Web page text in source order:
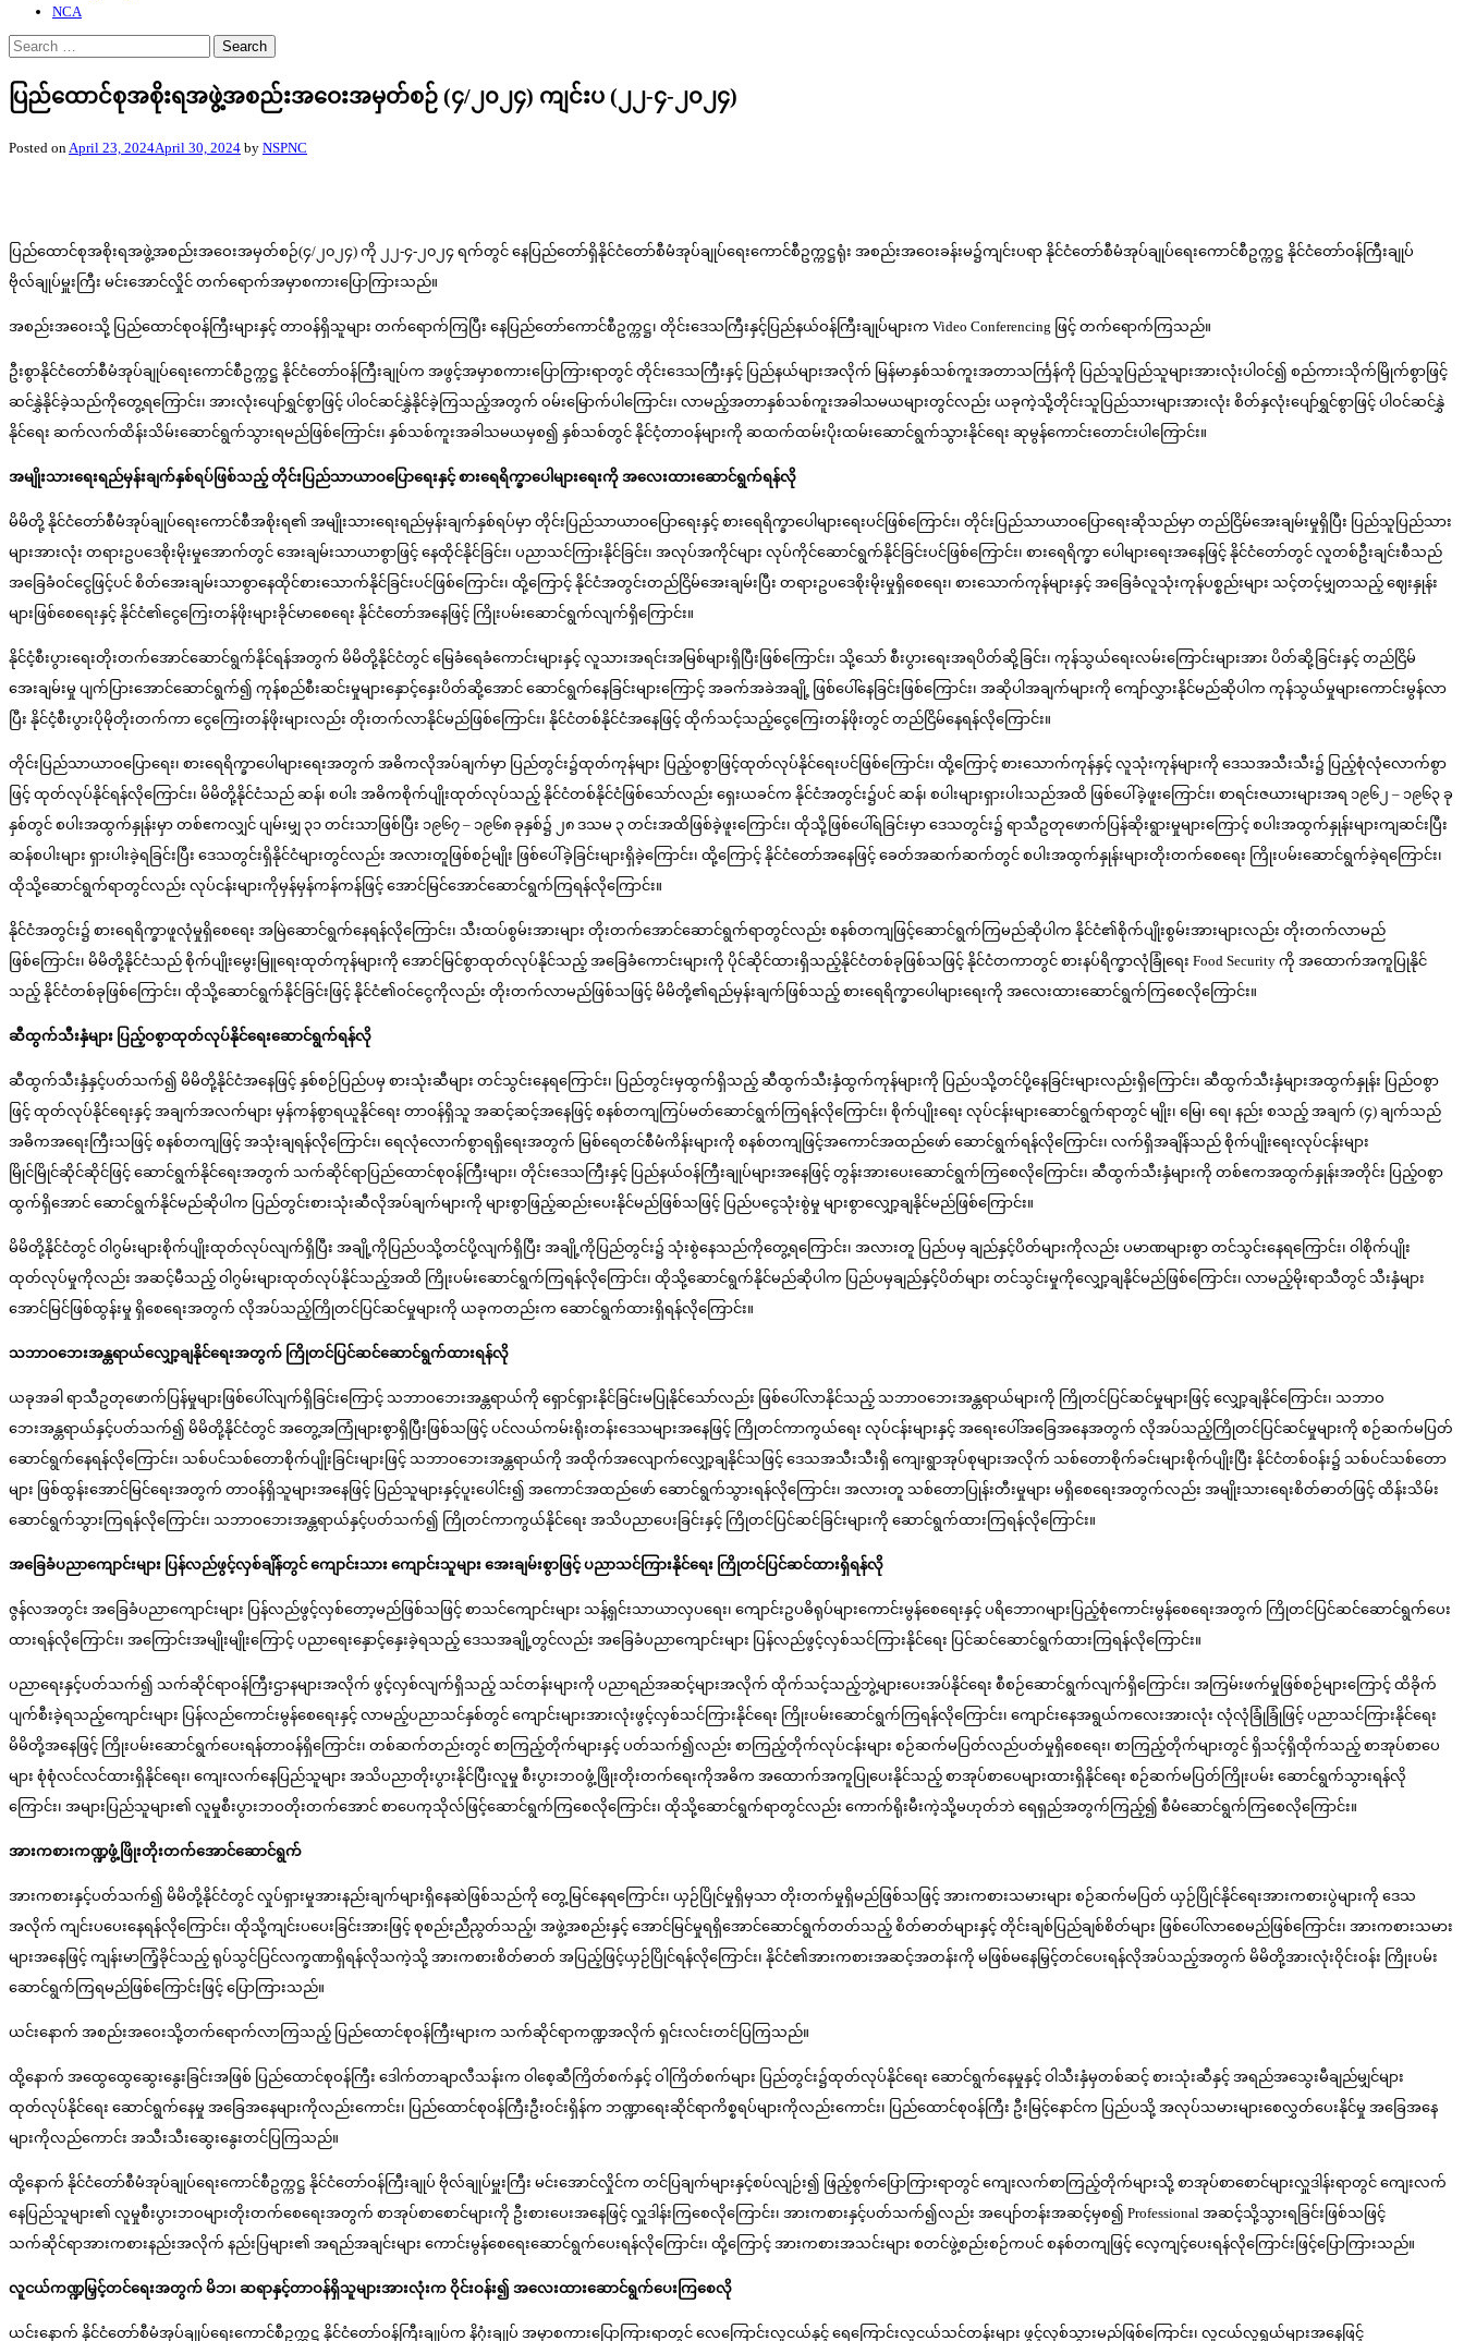
NCA
Search
for:
ပြည်ထောင်စုအစိုးရအဖွဲ့အစည်းအဝေးအမှတ်စဉ် (၄/၂၀၂၄) ကျင်းပ (၂၂-၄-၂၀၂၄)
Posted onApril 23, 2024April 30, 2024 by NSPNC
ပြည်ထောင်စုအစိုးရအဖွဲ့အစည်းအဝေးအမှတ်စဉ်(၄/၂၀၂၄) ကို ၂၂-၄-၂၀၂၄ ရက်တွင် နေပြည်တော်ရှိနိုင်ငံတော်စီမံအုပ်ချုပ်ရေးကောင်စီဥက္ကဋ္ဌရုံး အစည်းအဝေးခန်းမ၌ကျင်းပရာ နိုင်ငံတော်စီမံအုပ်ချုပ်ရေးကောင်စီဥက္ကဋ္ဌ နိုင်ငံတော်ဝန်ကြီးချုပ်
ဗိုလ်ချုပ်မှူးကြီး မင်းအောင်လှိုင် တက်ရောက်အမှာစကားပြောကြားသည်။
အစည်းအဝေးသို့ ပြည်ထောင်စုဝန်ကြီးများနှင့် တာဝန်ရှိသူများ တက်ရောက်ကြပြီး နေပြည်တော်ကောင်စီဥက္ကဋ္ဌ၊ တိုင်းဒေသကြီးနှင့်ပြည်နယ်ဝန်ကြီးချုပ်များက Video Conferencing ဖြင့် တက်ရောက်ကြသည်။
ဦးစွာနိုင်ငံတော်စီမံအုပ်ချုပ်ရေးကောင်စီဥက္ကဋ္ဌ နိုင်ငံတော်ဝန်ကြီးချုပ်က အဖွင့်အမှာစကားပြောကြားရာတွင် တိုင်းဒေသကြီးနှင့် ပြည်နယ်များအလိုက် မြန်မာနှစ်သစ်ကူးအတာသင်္ကြန်ကို ပြည်သူပြည်သူများအားလုံးပါဝင်၍ စည်ကားသိုက်မြိုက်စွာဖြင့်
ဆင်နွှဲနိုင်ခဲ့သည်ကိုတွေ့ရကြောင်း၊ အားလုံးပျော်ရွှင်စွာဖြင့် ပါဝင်ဆင်နွှဲနိုင်ခဲ့ကြသည့်အတွက် ဝမ်းမြောက်ပါကြောင်း၊ လာမည့်အတာနှစ်သစ်ကူးအခါသမယများတွင်လည်း ယခုကဲ့သို့တိုင်းသူပြည်သားများအားလုံး စိတ်နှလုံးပျော်ရွှင်စွာဖြင့် ပါဝင်ဆင်နွှဲ
နိုင်ရေး ဆက်လက်ထိန်းသိမ်းဆောင်ရွက်သွားရမည်ဖြစ်ကြောင်း၊ နှစ်သစ်ကူးအခါသမယမှစ၍ နှစ်သစ်တွင် နိုင်ငံ့တာဝန်များကို ဆထက်ထမ်းပိုးထမ်းဆောင်ရွက်သွားနိုင်ရေး ဆုမွန်ကောင်းတောင်းပါကြောင်း။
အမျိုးသားရေးရည်မှန်းချက်နှစ်ရပ်ဖြစ်သည့် တိုင်းပြည်သာယာဝပြောရေးနှင့် စားရေရိက္ခာပေါများရေးကို အလေးထားဆောင်ရွက်ရန်လို
မိမိတို့ နိုင်ငံတော်စီမံအုပ်ချုပ်ရေးကောင်စီအစိုးရ၏ အမျိုးသားရေးရည်မှန်းချက်နှစ်ရပ်မှာ တိုင်းပြည်သာယာဝပြောရေးနှင့် စားရေရိက္ခာပေါများရေးပင်ဖြစ်ကြောင်း၊ တိုင်းပြည်သာယာဝပြောရေးဆိုသည်မှာ တည်ငြိမ်အေးချမ်းမှုရှိပြီး ပြည်သူပြည်သား
များအားလုံး တရားဥပဒေစိုးမိုးမှုအောက်တွင် အေးချမ်းသာယာစွာဖြင့် နေထိုင်နိုင်ခြင်း၊ ပညာသင်ကြားနိုင်ခြင်း၊ အလုပ်အကိုင်များ လုပ်ကိုင်ဆောင်ရွက်နိုင်ခြင်းပင်ဖြစ်ကြောင်း၊ စားရေရိက္ခာ ပေါများရေးအနေဖြင့် နိုင်ငံတော်တွင် လူတစ်ဦးချင်းစီသည်
အခြေခံဝင်ငွေဖြင့်ပင် စိတ်အေးချမ်းသာစွာနေထိုင်စားသောက်နိုင်ခြင်းပင်ဖြစ်ကြောင်း၊ ထို့ကြောင့် နိုင်ငံအတွင်းတည်ငြိမ်အေးချမ်းပြီး တရားဥပဒေစိုးမိုးမှုရှိစေရေး၊ စားသောက်ကုန်များနှင့် အခြေခံလူသုံးကုန်ပစ္စည်းများ သင့်တင့်မျှတသည့် ဈေးနှုန်း
များဖြစ်စေရေးနှင့် နိုင်ငံ၏ငွေကြေးတန်ဖိုးများခိုင်မာစေရေး နိုင်ငံတော်အနေဖြင့် ကြိုးပမ်းဆောင်ရွက်လျက်ရှိကြောင်း။
နိုင်ငံ့စီးပွားရေးတိုးတက်အောင်ဆောင်ရွက်နိုင်ရန်အတွက် မိမိတို့နိုင်ငံတွင် မြေခံရေခံကောင်းများနှင့် လူသားအရင်းအမြစ်များရှိပြီးဖြစ်ကြောင်း၊ သို့သော် စီးပွားရေးအရပိတ်ဆို့ခြင်း၊ ကုန်သွယ်ရေးလမ်းကြောင်းများအား ပိတ်ဆို့ခြင်းနှင့် တည်ငြိမ်
အေးချမ်းမှု ပျက်ပြားအောင်ဆောင်ရွက်၍ ကုန်စည်စီးဆင်းမှုများနှောင့်နှေးပိတ်ဆို့အောင် ဆောင်ရွက်နေခြင်းများကြောင့် အခက်အခဲအချို့ ဖြစ်ပေါ်နေခြင်းဖြစ်ကြောင်း၊ အဆိုပါအချက်များကို ကျော်လွှားနိုင်မည်ဆိုပါက ကုန်သွယ်မှုများကောင်းမွန်လာ
ပြီး နိုင်ငံ့စီးပွားပိုမိုတိုးတက်ကာ ငွေကြေးတန်ဖိုးများလည်း တိုးတက်လာနိုင်မည်ဖြစ်ကြောင်း၊ နိုင်ငံတစ်နိုင်ငံအနေဖြင့် ထိုက်သင့်သည့်ငွေကြေးတန်ဖိုးတွင် တည်ငြိမ်နေရန်လိုကြောင်း။
တိုင်းပြည်သာယာဝပြောရေး၊ စားရေရိက္ခာပေါများရေးအတွက် အဓိကလိုအပ်ချက်မှာ ပြည်တွင်း၌ထုတ်ကုန်များ ပြည့်ဝစွာဖြင့်ထုတ်လုပ်နိုင်ရေးပင်ဖြစ်ကြောင်း၊ ထို့ကြောင့် စားသောက်ကုန်နှင့် လူသုံးကုန်များကို ဒေသအသီးသီး၌ ပြည့်စုံလုံလောက်စွာ
ဖြင့် ထုတ်လုပ်နိုင်ရန်လိုကြောင်း၊ မိမိတို့နိုင်ငံသည် ဆန်၊ စပါး အဓိကစိုက်ပျိုးထုတ်လုပ်သည့် နိုင်ငံတစ်နိုင်ငံဖြစ်သော်လည်း ရှေးယခင်က နိုင်ငံအတွင်း၌ပင် ဆန်၊ စပါးများရှားပါးသည်အထိ ဖြစ်ပေါ်ခဲ့ဖူးကြောင်း၊ စာရင်းဇယားများအရ ၁၉၆၂ – ၁၉၆၃ ခု
နှစ်တွင် စပါးအထွက်နှုန်းမှာ တစ်ဧကလျှင် ပျမ်းမျှ ၃၁ တင်းသာဖြစ်ပြီး ၁၉၆၇ – ၁၉၆၈ ခုနှစ်၌ ၂၈ ဒသမ ၃ တင်းအထိဖြစ်ခဲ့ဖူးကြောင်း၊ ထိုသို့ဖြစ်ပေါ်ရခြင်းမှာ ဒေသတွင်း၌ ရာသီဥတုဖောက်ပြန်ဆိုးရွားမှုများကြောင့် စပါးအထွက်နှုန်းများကျဆင်းပြီး
ဆန်စပါးများ ရှားပါးခဲ့ရခြင်းပြီး ဒေသတွင်းရှိနိုင်ငံများတွင်လည်း အလားတူဖြစ်စဉ်မျိုး ဖြစ်ပေါ်ခဲ့ခြင်းများရှိခဲ့ကြောင်း၊ ထို့ကြောင့် နိုင်ငံတော်အနေဖြင့် ခေတ်အဆက်ဆက်တွင် စပါးအထွက်နှုန်းများတိုးတက်စေရေး ကြိုးပမ်းဆောင်ရွက်ခဲ့ရကြောင်း၊
ထိုသို့ဆောင်ရွက်ရာတွင်လည်း လုပ်ငန်းများကိုမှန်မှန်ကန်ကန်ဖြင့် အောင်မြင်အောင်ဆောင်ရွက်ကြရန်လိုကြောင်း။
နိုင်ငံအတွင်း၌ စားရေရိက္ခာဖူလုံမှုရှိစေရေး အမြဲဆောင်ရွက်နေရန်လိုကြောင်း၊ သီးထပ်စွမ်းအားများ တိုးတက်အောင်ဆောင်ရွက်ရာတွင်လည်း စနစ်တကျဖြင့်ဆောင်ရွက်ကြမည်ဆိုပါက နိုင်ငံ၏စိုက်ပျိုးစွမ်းအားများလည်း တိုးတက်လာမည်
ဖြစ်ကြောင်း၊ မိမိတို့နိုင်ငံသည် စိုက်ပျိုးမွေးမြူရေးထုတ်ကုန်များကို အောင်မြင်စွာထုတ်လုပ်နိုင်သည့် အခြေခံကောင်းများကို ပိုင်ဆိုင်ထားရှိသည့်နိုင်ငံတစ်ခုဖြစ်သဖြင့် နိုင်ငံတကာတွင် စားနပ်ရိက္ခာလုံခြုံရေး Food Security ကို အထောက်အကူပြုနိုင်
သည့် နိုင်ငံတစ်ခုဖြစ်ကြောင်း၊ ထိုသို့ဆောင်ရွက်နိုင်ခြင်းဖြင့် နိုင်ငံ၏ဝင်ငွေကိုလည်း တိုးတက်လာမည်ဖြစ်သဖြင့် မိမိတို့၏ရည်မှန်းချက်ဖြစ်သည့် စားရေရိက္ခာပေါများရေးကို အလေးထားဆောင်ရွက်ကြစေလိုကြောင်း။
ဆီထွက်သီးနှံများ ပြည့်ဝစွာထုတ်လုပ်နိုင်ရေးဆောင်ရွက်ရန်လို
ဆီထွက်သီးနှံနှင့်ပတ်သက်၍ မိမိတို့နိုင်ငံအနေဖြင့် နှစ်စဉ်ပြည်ပမှ စားသုံးဆီများ တင်သွင်းနေရကြောင်း၊ ပြည်တွင်းမှထွက်ရှိသည့် ဆီထွက်သီးနှံထွက်ကုန်များကို ပြည်ပသို့တင်ပို့နေခြင်းများလည်းရှိကြောင်း၊ ဆီထွက်သီးနှံများအထွက်နှုန်း ပြည်ဝစွာ
ဖြင့် ထုတ်လုပ်နိုင်ရေးနှင့် အချက်အလက်များ မှန်ကန်စွာရယူနိုင်ရေး တာဝန်ရှိသူ အဆင့်ဆင့်အနေဖြင့် စနစ်တကျကြပ်မတ်ဆောင်ရွက်ကြရန်လိုကြောင်း၊ စိုက်ပျိုးရေး လုပ်ငန်းများဆောင်ရွက်ရာတွင် မျိုး၊ မြေ၊ ရေ၊ နည်း စသည့် အချက် (၄) ချက်သည်
အဓိကအရေးကြီးသဖြင့် စနစ်တကျဖြင့် အသုံးချရန်လိုကြောင်း၊ ရေလုံလောက်စွာရရှိရေးအတွက် မြစ်ရေတင်စီမံကိန်းများကို စနစ်တကျဖြင့်အကောင်အထည်ဖော် ဆောင်ရွက်ရန်လိုကြောင်း၊ လက်ရှိအချိန်သည် စိုက်ပျိုးရေးလုပ်ငန်းများ
မြိုင်မြိုင်ဆိုင်ဆိုင်ဖြင့် ဆောင်ရွက်နိုင်ရေးအတွက် သက်ဆိုင်ရာပြည်ထောင်စုဝန်ကြီးများ၊ တိုင်းဒေသကြီးနှင့် ပြည်နယ်ဝန်ကြီးချုပ်များအနေဖြင့် တွန်းအားပေးဆောင်ရွက်ကြစေလိုကြောင်း၊ ဆီထွက်သီးနှံများကို တစ်ဧကအထွက်နှုန်းအတိုင်း ပြည့်ဝစွာ
ထွက်ရှိအောင် ဆောင်ရွက်နိုင်မည်ဆိုပါက ပြည်တွင်းစားသုံးဆီလိုအပ်ချက်များကို များစွာဖြည့်ဆည်းပေးနိုင်မည်ဖြစ်သဖြင့် ပြည်ပငွေသုံးစွဲမှု များစွာလျှော့ချနိုင်မည်ဖြစ်ကြောင်း။
မိမိတို့နိုင်ငံတွင် ဝါဂွမ်းများစိုက်ပျိုးထုတ်လုပ်လျက်ရှိပြီး အချို့ကိုပြည်ပသို့တင်ပို့လျက်ရှိပြီး အချို့ကိုပြည်တွင်း၌ သုံးစွဲနေသည်ကိုတွေ့ရကြောင်း၊ အလားတူ ပြည်ပမှ ချည်နှင့်ပိတ်များကိုလည်း ပမာဏများစွာ တင်သွင်းနေရကြောင်း၊ ဝါစိုက်ပျိုး
ထုတ်လုပ်မှုကိုလည်း အဆင့်မီသည့် ဝါဂွမ်းများထုတ်လုပ်နိုင်သည့်အထိ ကြိုးပမ်းဆောင်ရွက်ကြရန်လိုကြောင်း၊ ထိုသို့ဆောင်ရွက်နိုင်မည်ဆိုပါက ပြည်ပမှချည်နှင့်ပိတ်များ တင်သွင်းမှုကိုလျှော့ချနိုင်မည်ဖြစ်ကြောင်း၊ လာမည့်မိုးရာသီတွင် သီးနှံများ
အောင်မြင်ဖြစ်ထွန်းမှု ရှိစေရေးအတွက် လိုအပ်သည့်ကြိုတင်ပြင်ဆင်မှုများကို ယခုကတည်းက ဆောင်ရွက်ထားရှိရန်လိုကြောင်း။
သဘာဝဘေးအန္တရာယ်လျှော့ချနိုင်ရေးအတွက် ကြိုတင်ပြင်ဆင်ဆောင်ရွက်ထားရန်လို
ယခုအခါ ရာသီဥတုဖောက်ပြန်မှုများဖြစ်ပေါ်လျက်ရှိခြင်းကြောင့် သဘာဝဘေးအန္တရာယ်ကို ရှောင်ရှားနိုင်ခြင်းမပြုနိုင်သော်လည်း ဖြစ်ပေါ်လာနိုင်သည့် သဘာဝဘေးအန္တရာယ်များကို ကြိုတင်ပြင်ဆင်မှုများဖြင့် လျှော့ချနိုင်ကြောင်း၊ သဘာဝ
ဘေးအန္တရာယ်နှင့်ပတ်သက်၍ မိမိတို့နိုင်ငံတွင် အတွေ့အကြုံများစွာရှိပြီးဖြစ်သဖြင့် ပင်လယ်ကမ်းရိုးတန်းဒေသများအနေဖြင့် ကြိုတင်ကာကွယ်ရေး လုပ်ငန်းများနှင့် အရေးပေါ်အခြေအနေအတွက် လိုအပ်သည့်ကြိုတင်ပြင်ဆင်မှုများကို စဉ်ဆက်မပြတ်
ဆောင်ရွက်နေရန်လိုကြောင်း၊ သစ်ပင်သစ်တောစိုက်ပျိုးခြင်းများဖြင့် သဘာဝဘေးအန္တရာယ်ကို အထိုက်အလျောက်လျှော့ချနိုင်သဖြင့် ဒေသအသီးသီးရှိ ကျေးရွာအုပ်စုများအလိုက် သစ်တောစိုက်ခင်းများစိုက်ပျိုးပြီး နိုင်ငံတစ်ဝန်း၌ သစ်ပင်သစ်တော
များ ဖြစ်ထွန်းအောင်မြင်ရေးအတွက် တာဝန်ရှိသူများအနေဖြင့် ပြည်သူများနှင့်ပူးပေါင်း၍ အကောင်အထည်ဖော် ဆောင်ရွက်သွားရန်လိုကြောင်း၊ အလားတူ သစ်တောပြုန်းတီးမှုများ မရှိစေရေးအတွက်လည်း အမျိုးသားရေးစိတ်ဓာတ်ဖြင့် ထိန်းသိမ်း
ဆောင်ရွက်သွားကြရန်လိုကြောင်း၊ သဘာဝဘေးအန္တရာယ်နှင့်ပတ်သက်၍ ကြိုတင်ကာကွယ်နိုင်ရေး အသိပညာပေးခြင်းနှင့် ကြိုတင်ပြင်ဆင်ခြင်းများကို ဆောင်ရွက်ထားကြရန်လိုကြောင်း။
အခြေခံပညာကျောင်းများ ပြန်လည်ဖွင့်လှစ်ချိန်တွင် ကျောင်းသား ကျောင်းသူများ အေးချမ်းစွာဖြင့် ပညာသင်ကြားနိုင်ရေး ကြိုတင်ပြင်ဆင်ထားရှိရန်လို
ဇွန်လအတွင်း အခြေခံပညာကျောင်းများ ပြန်လည်ဖွင့်လှစ်တော့မည်ဖြစ်သဖြင့် စာသင်ကျောင်းများ သန့်ရှင်းသာယာလှပရေး၊ ကျောင်းဥပဓိရုပ်များကောင်းမွန်စေရေးနှင့် ပရိဘောဂများပြည့်စုံကောင်းမွန်စေရေးအတွက် ကြိုတင်ပြင်ဆင်ဆောင်ရွက်ပေး
ထားရန်လိုကြောင်း၊ အကြောင်းအမျိုးမျိုးကြောင့် ပညာရေးနှောင့်နှေးခဲ့ရသည့် ဒေသအချို့တွင်လည်း အခြေခံပညာကျောင်းများ ပြန်လည်ဖွင့်လှစ်သင်ကြားနိုင်ရေး ပြင်ဆင်ဆောင်ရွက်ထားကြရန်လိုကြောင်း။
ပညာရေးနှင့်ပတ်သက်၍ သက်ဆိုင်ရာဝန်ကြီးဌာနများအလိုက် ဖွင့်လှစ်လျက်ရှိသည့် သင်တန်းများကို ပညာရည်အဆင့်များအလိုက် ထိုက်သင့်သည့်ဘွဲ့များပေးအပ်နိုင်ရေး စီစဉ်ဆောင်ရွက်လျက်ရှိကြောင်း၊ အကြမ်းဖက်မှုဖြစ်စဉ်များကြောင့် ထိခိုက်
ပျက်စီးခဲ့ရသည့်ကျောင်းများ ပြန်လည်ကောင်းမွန်စေရေးနှင့် လာမည့်ပညာသင်နှစ်တွင် ကျောင်းများအားလုံးဖွင့်လှစ်သင်ကြားနိုင်ရေး ကြိုးပမ်းဆောင်ရွက်ကြရန်လိုကြောင်း၊ ကျောင်းနေအရွယ်ကလေးအားလုံး လုံလုံခြုံခြုံဖြင့် ပညာသင်ကြားနိုင်ရေး
မိမိတို့အနေဖြင့် ကြိုးပမ်းဆောင်ရွက်ပေးရန်တာဝန်ရှိကြောင်း၊ တစ်ဆက်တည်းတွင် စာကြည့်တိုက်များနှင့် ပတ်သက်၍လည်း စာကြည့်တိုက်လုပ်ငန်းများ စဉ်ဆက်မပြတ်လည်ပတ်မှုရှိစေရေး၊ စာကြည့်တိုက်များတွင် ရှိသင့်ရှိထိုက်သည့် စာအုပ်စာပေ
များ စုံစုံလင်လင်ထားရှိနိုင်ရေး၊ ကျေးလက်နေပြည်သူများ အသိပညာတိုးပွားနိုင်ပြီးလူမှု စီးပွားဘဝဖွံ့ဖြိုးတိုးတက်ရေးကိုအဓိက အထောက်အကူပြုပေးနိုင်သည့် စာအုပ်စာပေများထားရှိနိုင်ရေး စဉ်ဆက်မပြတ်ကြိုးပမ်း ဆောင်ရွက်သွားရန်လို
ကြောင်း၊ အများပြည်သူများ၏ လူမှုစီးပွားဘဝတိုးတက်အောင် စာပေကုသိုလ်ဖြင့်ဆောင်ရွက်ကြစေလိုကြောင်း၊ ထိုသို့ဆောင်ရွက်ရာတွင်လည်း ကောက်ရိုးမီးကဲ့သို့မဟုတ်ဘဲ ရေရှည်အတွက်ကြည့်၍ စီမံဆောင်ရွက်ကြစေလိုကြောင်း။
အားကစားကဏ္ဍဖွံ့ဖြိုးတိုးတက်အောင်ဆောင်ရွက်
အားကစားနှင့်ပတ်သက်၍ မိမိတို့နိုင်ငံတွင် လှုပ်ရှားမှုအားနည်းချက်များရှိနေဆဲဖြစ်သည်ကို တွေ့မြင်နေရကြောင်း၊ ယှဉ်ပြိုင်မှုရှိမှသာ တိုးတက်မှုရှိမည်ဖြစ်သဖြင့် အားကစားသမားများ စဉ်ဆက်မပြတ် ယှဉ်ပြိုင်နိုင်ရေးအားကစားပွဲများကို ဒေသ
အလိုက် ကျင်းပပေးနေရန်လိုကြောင်း၊ ထိုသို့ကျင်းပပေးခြင်းအားဖြင့် စုစည်းညီညွတ်သည့်၊ အဖွဲ့အစည်းနှင့် အောင်မြင်မှုရရှိအောင်ဆောင်ရွက်တတ်သည့် စိတ်ဓာတ်များနှင့် တိုင်းချစ်ပြည်ချစ်စိတ်များ ဖြစ်ပေါ်လာစေမည်ဖြစ်ကြောင်း၊ အားကစားသမား
များအနေဖြင့် ကျန်းမာကြံ့ခိုင်သည့် ရုပ်သွင်ပြင်လက္ခဏာရှိရန်လိုသကဲ့သို့ အားကစားစိတ်ဓာတ် အပြည့်ဖြင့်ယှဉ်ပြိုင်ရန်လိုကြောင်း၊ နိုင်ငံ၏အားကစားအဆင့်အတန်းကို မဖြစ်မနေမြှင့်တင်ပေးရန်လိုအပ်သည့်အတွက် မိမိတို့အားလုံးဝိုင်းဝန်း ကြိုးပမ်း
ဆောင်ရွက်ကြရမည်ဖြစ်ကြောင်းဖြင့် ပြောကြားသည်။
ယင်းနောက် အစည်းအဝေးသို့တက်ရောက်လာကြသည့် ပြည်ထောင်စုဝန်ကြီးများက သက်ဆိုင်ရာကဏ္ဍအလိုက် ရှင်းလင်းတင်ပြကြသည်။
ထို့နောက် အထွေထွေဆွေးနွေးခြင်းအဖြစ် ပြည်ထောင်စုဝန်ကြီး ဒေါက်တာချာလီသန်းက ဝါစေ့ဆီကြိတ်စက်နှင့် ဝါကြိတ်စက်များ ပြည်တွင်း၌ထုတ်လုပ်နိုင်ရေး ဆောင်ရွက်နေမှုနှင့် ဝါသီးနှံမှတစ်ဆင့် စားသုံးဆီနှင့် အရည်အသွေးမီချည်မျှင်များ
ထုတ်လုပ်နိုင်ရေး ဆောင်ရွက်နေမှု အခြေအနေများကိုလည်းကောင်း၊ ပြည်ထောင်စုဝန်ကြီးဦးဝင်းရှိန်က ဘဏ္ဍာရေးဆိုင်ရာကိစ္စရပ်များကိုလည်းကောင်း၊ ပြည်ထောင်စုဝန်ကြီး ဦးမြင့်နောင်က ပြည်ပသို့ အလုပ်သမားများစေလွှတ်ပေးနိုင်မှု အခြေအနေ
များကိုလည်ကောင်း အသီးသီးဆွေးနွေးတင်ပြကြသည်။
ထို့နောက် နိုင်ငံတော်စီမံအုပ်ချုပ်ရေးကောင်စီဥက္ကဋ္ဌ နိုင်ငံတော်ဝန်ကြီးချုပ် ဗိုလ်ချုပ်မှူးကြီး မင်းအောင်လှိုင်က တင်ပြချက်များနှင့်စပ်လျဉ်း၍ ဖြည့်စွက်ပြောကြားရာတွင် ကျေးလက်စာကြည့်တိုက်များသို့ စာအုပ်စာစောင်များလှူဒါန်းရာတွင် ကျေးလက်
နေပြည်သူများ၏ လူမှုစီးပွားဘဝများတိုးတက်စေရေးအတွက် စာအုပ်စာစောင်များကို ဦးစားပေးအနေဖြင့် လှူဒါန်းကြစေလိုကြောင်း၊ အားကစားနှင့်ပတ်သက်၍လည်း အပျော်တန်းအဆင့်မှစ၍ Professional အဆင့်သို့သွားရခြင်းဖြစ်သဖြင့်
သက်ဆိုင်ရာအားကစားနည်းအလိုက် နည်းပြများ၏ အရည်အချင်းများ ကောင်းမွန်စေရေးဆောင်ရွက်ပေးရန်လိုကြောင်း၊ ထို့ကြောင့် အားကစားအသင်းများ စတင်ဖွဲ့စည်းစဉ်ကပင် စနစ်တကျဖြင့် လေ့ကျင့်ပေးရန်လိုကြောင်းဖြင့်ပြောကြားသည်။
လူငယ်ကဏ္ဍမြှင့်တင်ရေးအတွက် မိဘ၊ ဆရာနှင့်တာဝန်ရှိသူများအားလုံးက ဝိုင်းဝန်း၍ အလေးထားဆောင်ရွက်ပေးကြစေလို
ယင်းနောက် နိုင်ငံတော်စီမံအုပ်ချုပ်ရေးကောင်စီဥက္ကဋ္ဌ နိုင်ငံတော်ဝန်ကြီးချုပ်က နိဂုံးချုပ် အမှာစကားပြောကြားရာတွင် လေကြောင်းလူငယ်နှင့် ရေကြောင်းလူငယ်သင်တန်းများ ဖွင့်လှစ်သွားမည်ဖြစ်ကြောင်း၊ လူငယ်လူရွယ်များအနေဖြင့်